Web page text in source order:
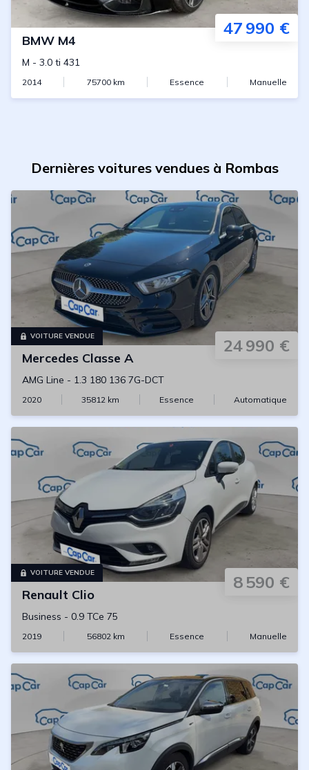
47 990 €
BMW M4
M - 3.0 ti 431
2014 75700km Essence Manuelle
Dernières voitures vendues à Rombas
VOITURE VENDUE 24 990 €
Mercedes Classe A
AMG Line - 1.3 180 136 7G-DCT
2020 35812 km Essence Automatique
VOITURE VENDUE 8 590 €
Renault Clio
Business - 0.9 TCe 75
2019 56802km Essence Manuelle